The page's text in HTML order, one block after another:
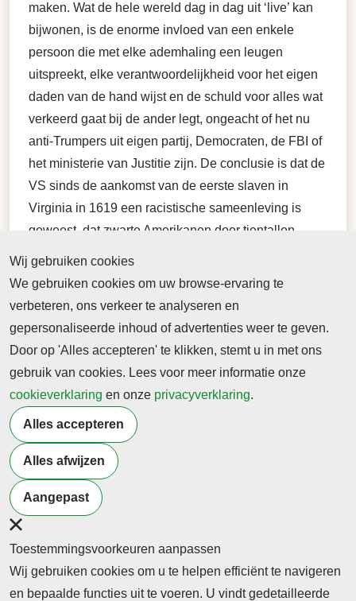
maken. Wat de hele wereld dag in dag uit ‘live’ kan
bijwonen, is de enorme invloed van een enkele
persoon die met elke ademhaling een leugen
uitspreekt, elke verantwoordelijkheid voor het eigen
daden van de hand wijst en de schuld voor alles wat
verkeerd gaat bij de ander legt, ongeacht of het nu
anti-Trumpers uit eigen partij, Democraten, de FBI of
het ministerie van Justitie zijn. De conclusie is dat de
VS sinds de aankomst van de eerste slaven in
Virginia in 1619 een racistische sameenleving is
geweest, dat zwarte Amerikanen door tientallen
Terug naar nieuwsoverzicht
Meer artikelen van
Burgerschap
Wij gebruiken cookies
We gebruiken cookies om uw browse-ervaring te
verbeteren, ons verkeer te analyseren en
gepersonaliseerde inhoud of advertenties weer te geven.
Door op 'Alles accepteren' te klikken, stemt u in met ons
gebruik van cookies. Lees voor meer informatie onze
cookieverklaring en onze privacyverklaring.
Alles accepteren
Alles afwijzen
Aangepast
Toestemmingsvoorkeuren aanpassen
Wij gebruiken cookies om u te helpen efficiënt te navigeren
en bepaalde functies uit te voeren. U vindt gedetailleerde